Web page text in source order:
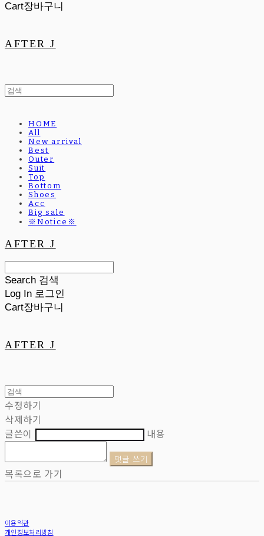
Cart장바구니
AFTER J
HOME
All
New arrival
Best
Outer
Suit
Top
Bottom
Shoes
Acc
Big sale
※Notice※
AFTER J
Search 검색
Log In 로그인
Cart장바구니
AFTER J
수정하기
삭제하기
글쓴이
내용
댓글 쓰기
목록으로 가기
이용약관
개인정보처리방침